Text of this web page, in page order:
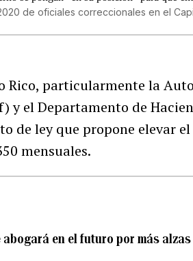
de oficiales correccionales en el
Rico, particularmente la
y el Departamento de
de ley que propone elevar
mensuales.
en el futuro por más